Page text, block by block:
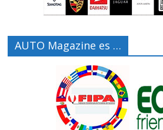
AUTO Magazine es …